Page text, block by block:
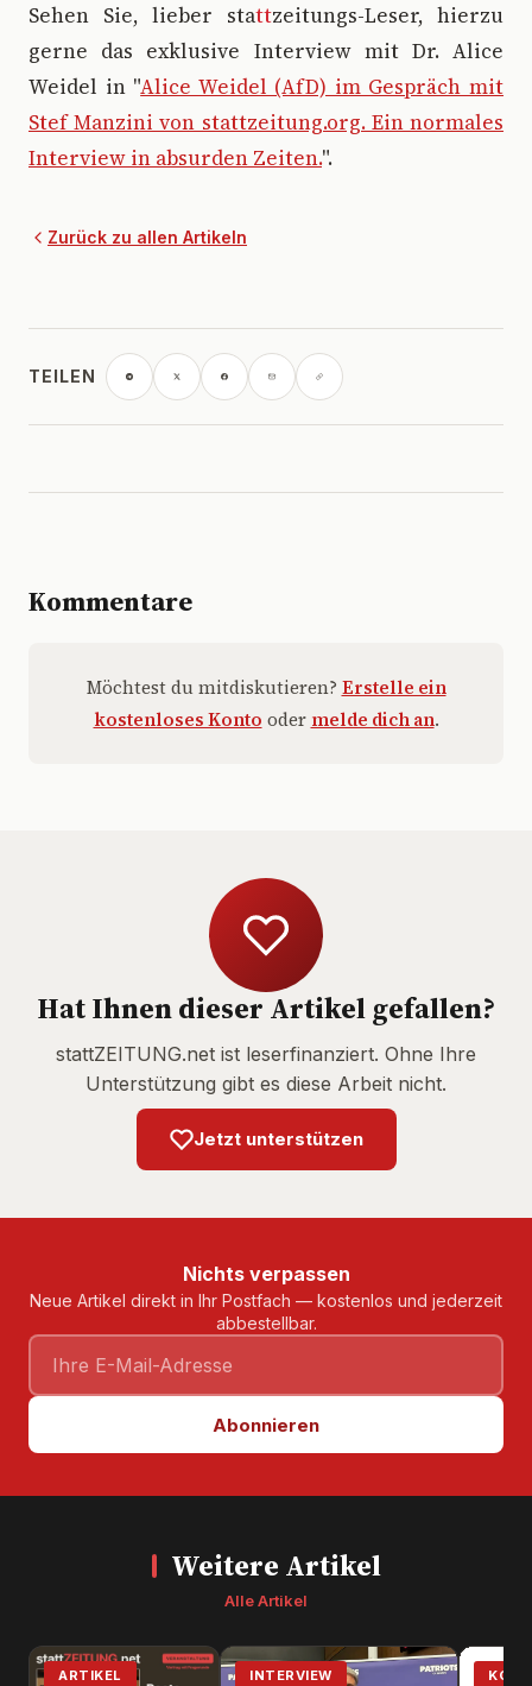
Sehen Sie, lieber stattzeitungs-Leser, hierzu
gerne das exklusive Interview mit Dr. Alice
Weidel in "Alice Weidel (AfD) im Gespräch mit
Stef Manzini von stattzeitung.org. Ein normales
Interview in absurden Zeiten.".
Zurück zu allen Artikeln
TEILEN
Kommentare
Möchtest du mitdiskutieren? Erstelle ein
kostenloses Konto oder melde dich an.
Hat Ihnen dieser Artikel gefallen?
stattZEITUNG.net ist leserfinanziert. Ohne Ihre
Unterstützung gibt es diese Arbeit nicht.
Jetzt unterstützen
Nichts verpassen
Neue Artikel direkt in Ihr Postfach — kostenlos und jederzeit
abbestellbar.
Abonnieren
Weitere Artikel
Alle Artikel
ARTIKEL INTERVIEW